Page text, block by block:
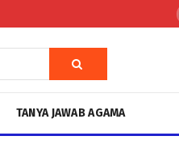
TANYA JAWAB AGAMA